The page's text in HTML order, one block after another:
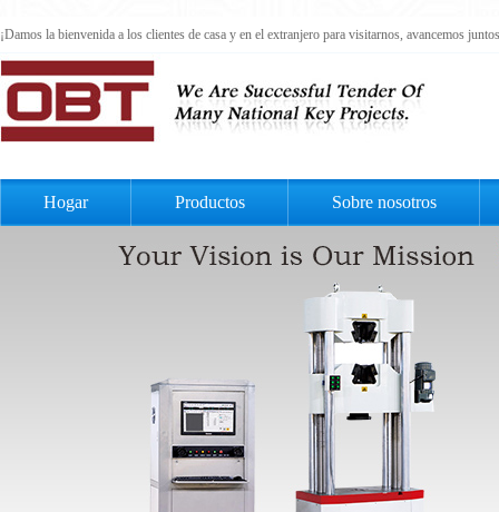
¡Damos la bienvenida a los clientes de casa y en el extranjero para visitarnos, avancemos
Hogar Productos Sobre nosotros